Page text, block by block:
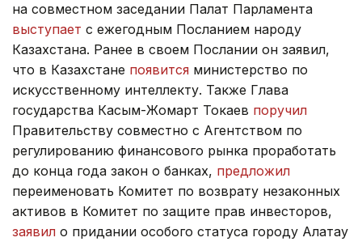
на совместном заседании Палат Парламента
выступает с ежегодным Посланием народу
Казахстана. Ранее в своем Послании он заявил,
что в Казахстане появится министерство по
искусственному интеллекту. Также Глава
государства Касым-Жомарт Токаев поручил
Правительству совместно с Агентством по
регулированию финансового рынка проработать
до конца года закон о банках, предложил
переименовать Комитет по возврату незаконных
активов в Комитет по защите прав инвесторов,
заявил о придании особого статуса городу Алатау